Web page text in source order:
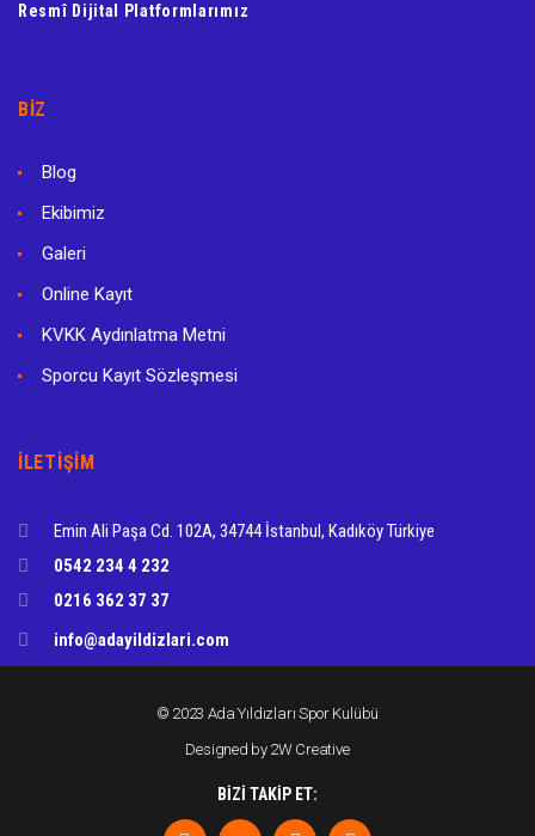
Resmî Dijital Platformlarımız
BIZ
Blog
Ekibimiz
Galeri
Online Kayıt
KVKK Aydınlatma Metni
Sporcu Kayıt Sözleşmesi
İLETIŞIM
Emin Ali Paşa Cd. 102A, 34744 İstanbul, Kadıköy Türkiye
0542 234 4 232
0216 362 37 37
info@adayildizlari.com
© 2023 Ada Yıldızları Spor Kulübü
Designed by 2W Creative
BIZI TAKIP ET: